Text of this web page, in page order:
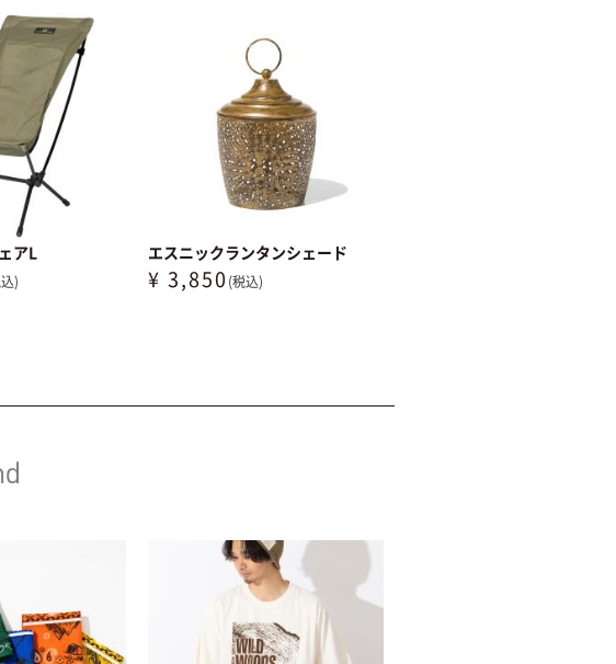
アL
)
エスニックランタンシェード
¥ 3,850 (税込)